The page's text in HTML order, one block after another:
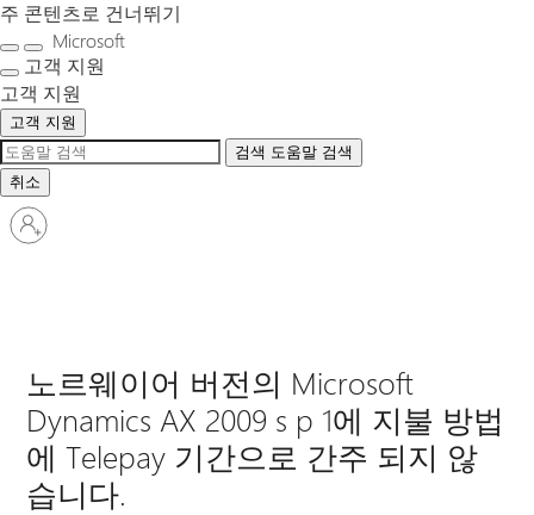
주 콘텐츠로 건너뛰기
Microsoft
고객 지원
고객 지원
고객 지원
검색 도움말 검색
취소
귀
하
노르웨이어 버전의 Microsoft
Dynamics AX 2009 s p 1에 지불 방법
에 Telepay 기간으로 간주 되지 않
습니다.